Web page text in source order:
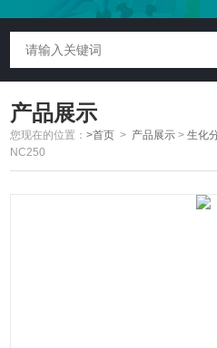
产品展示
您现在的位置：>首页 > 产品展示 >生化
NC250